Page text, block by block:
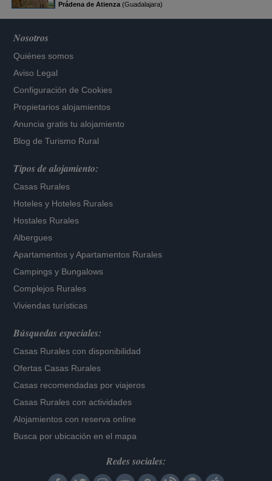
Prádena de Atienza(Guadalajara)
Nosotros
Quiénes somos
Aviso Legal
Configuración de Cookies
Propietarios alojamientos
Anuncia gratis tu alojamiento
Blog de Turismo Rural
Tipos de alojamiento:
Casas Rurales
Hoteles y Hoteles Rurales
Hostales Rurales
Albergues
Apartamentos yApartamentos Rurales
Campings y Bungalows
Complejos Rurales
Viviendas turísticas
Búsquedas especiales:
Casas Rurales con disponibilidad
Ofertas Casas Rurales
Casas recomendadas por viajeros
Casas Rurales con actividades
Alojamientos con reserva online
Busca por ubicación en el mapa
Redes sociales: